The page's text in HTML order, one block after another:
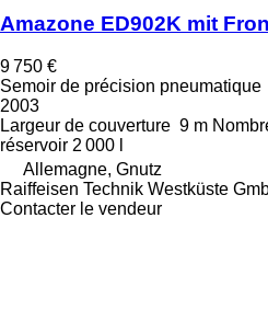
Amazone ED902K mit
9 750 €
Semoir de précision pneumatique
2003
Largeur de couverture 9 m
réservoir 2 000 l
Allemagne, Gnutz
Raiffeisen Technik Westküste
Contacter le vendeur